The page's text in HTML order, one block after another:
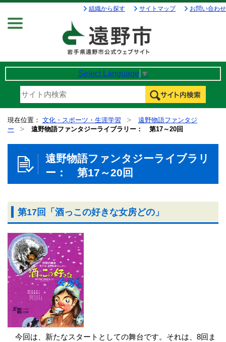
組織から探す サイトマップ お問い合わせ
Select Language ▼
現在位置： 文化・スポーツ・生涯学習
遠野物語ファンタジ
ー
遠野物語ファンタジーライブラリー： 第17～20回
遠野物語ファンタジーライブラリ
ー： 第17～20回
第17回「酒っこの好きな女房どの」
今回は、新たなスタートとしての舞台です。それは、8回ま